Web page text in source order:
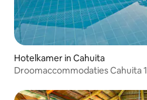
Hotelkamer in Cahuita
Droomaccommodaties Cahuita 1